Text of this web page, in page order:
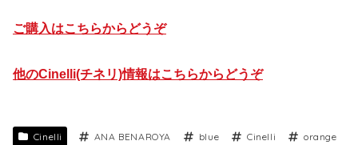
ご購入はこちらからどうぞ
他のCinelli(チネリ)情報はこちらからどうぞ
Cinelli ANA BENAROYA blue Cinelli
orange